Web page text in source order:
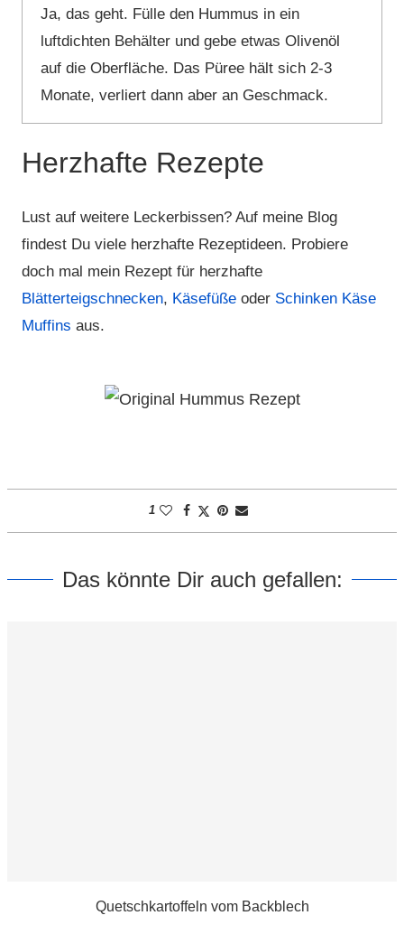
Ja, das geht. Fülle den Hummus in ein
luftdichten Behälter und gebe etwas Olivenöl
auf die Oberfläche. Das Püree hält sich 2-3
Monate, verliert dann aber an Geschmack.
Herzhafte Rezepte
Lust auf weitere Leckerbissen? Auf meine Blog
findest Du viele herzhafte Rezeptideen. Probiere
doch mal mein Rezept für herzhafte
Blätterteigschnecken, Käsefüße oder Schinken Käse
Muffins aus.
1
Das könnte Dir auch gefallen:
Quetschkartoffeln vom Backblech